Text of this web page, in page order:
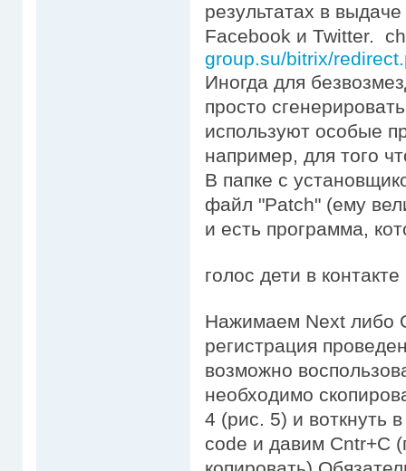
результатах в
Facebook и Twitter.
group.su/bitrix/
Иногда для
просто
используют особые
например, для того
В папке с
файл "Patch" (ему
и есть программа,
голос дети в контакте
Нажимаем Next либо
регистрация
возможно
необходимо
4 (рис. 5) и воткнуть
code и давим Cntr+C